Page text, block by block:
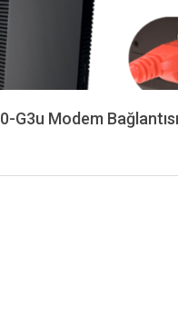
G3u Modem Bağlantısı